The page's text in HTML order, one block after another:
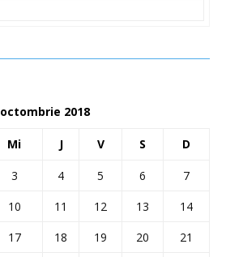
octombrie 2018
Mi J V S D
3 4 5 6
7
10 11 12 13
14
17 18 19 20
21